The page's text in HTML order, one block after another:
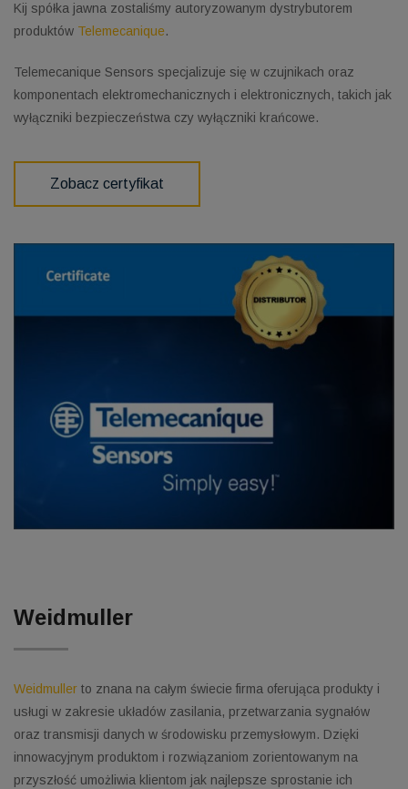
Kij spółka jawna zostaliśmy autoryzowanym dystrybutorem
produktów Telemecanique.
Telemecanique Sensors specjalizuje się w czujnikach oraz
komponentach elektromechanicznych i elektronicznych, takich jak
wyłączniki bezpieczeństwa czy wyłączniki krańcowe.
Zobacz certyfikat
Weidmuller
Weidmuller to znana na całym świecie firma oferująca produkty i
usługi w zakresie układów zasilania, przetwarzania sygnałów
oraz transmisji danych w środowisku przemysłowym. Dzięki
innowacyjnym produktom i rozwiązaniom zorientowanym na
przyszłość umożliwia klientom jak najlepsze sprostanie ich